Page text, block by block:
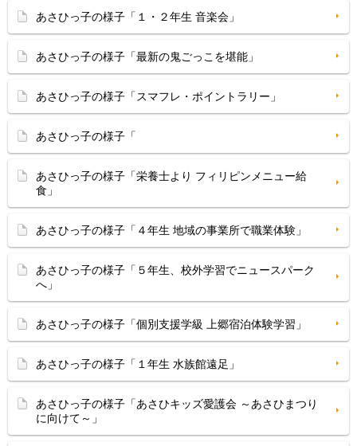
あさひっ子の様子「１・２年生 音楽会」
あさひっ子の様子「最新の鬼ごっこを堪能」
あさひっ子の様子「スマフレ・ポイントラリー」
あさひっ子の様子「
あさひっ子の様子「栄養士より フィリピンメニュー給
食」
あさひっ子の様子「４年生 地域の事業所で職業体験」
あさひっ子の様子「５年生、校外学習でニュースパーク
へ」
あさひっ子の様子「個別支援学級 上郷宿泊体験学習」
あさひっ子の様子「１年生 水族館遠足」
あさひっ子の様子「あさひキッズ愛護会 ～あさひまつり
に向けて～」